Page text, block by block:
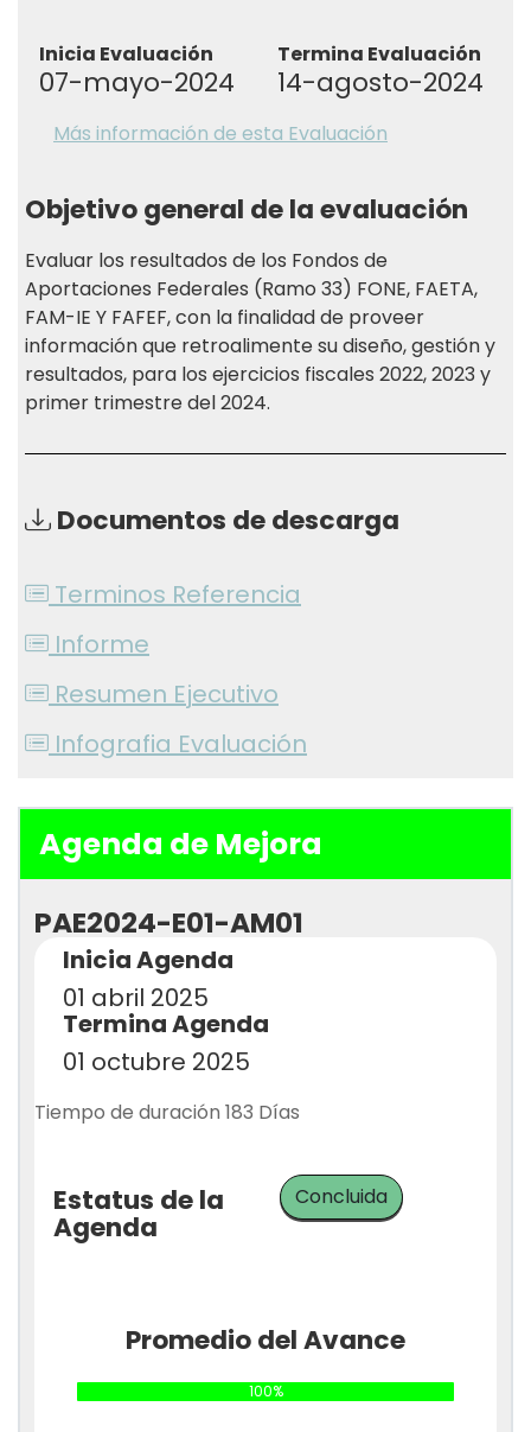
Inicia Evaluación
07-mayo-2024
Termina Evaluación
14-agosto-2024
Más información de esta Evaluación
Objetivo general de la evaluación
Evaluar los resultados de los Fondos de
Aportaciones Federales (Ramo 33) FONE, FAETA,
FAM-IE Y FAFEF, con la finalidad de proveer
información que retroalimente su diseño, gestión y
resultados, para los ejercicios fiscales 2022, 2023 y
primer trimestre del 2024.
Documentos de descarga
Terminos Referencia
Informe
Resumen Ejecutivo
Infografia Evaluación
Agenda de Mejora
PAE2024-E01-AM01
Inicia Agenda
01 abril 2025
Termina Agenda
01 octubre 2025
Tiempo de duración 183 Días
Estatus de la
Agenda
Concluida
Promedio del Avance
100%